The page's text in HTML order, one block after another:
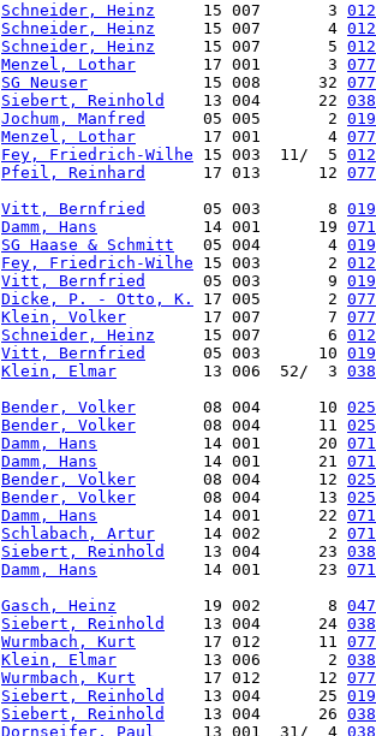
Schneider, Heinz
     15 007       3
Schneider, Heinz
     15 007       4
Schneider, Heinz
     15 007       5
Menzel, Lothar
       17 001       3
SG Neuser
            15 008      32
Siebert, Reinhold
    13 004      22
Jochum, Manfred
      05 005       2
Menzel, Lothar
       17 001       4
Fey, Friedrich-Wilhe 15 003  11/  5
Pfeil, Reinhard
      17 013      12
Vitt, Bernfried
      05 003       8
Damm, Hans
           14 001      19
SG Haase & Schmitt
   05 004       4
Fey, Friedrich-Wilhe 15 003       2
Vitt, Bernfried
      05 003       9
Dicke, P. - Otto, K. 17 005       2
Klein, Volker
        17 007       7
Schneider, Heinz
     15 007       6
Vitt, Bernfried
      05 003      10
Klein, Elmar
         13 006  52/  3
Bender, Volker
       08 004      10
Bender, Volker
       08 004      11
Damm, Hans
           14 001      20
Damm, Hans
           14 001      21
Bender, Volker
       08 004      12
Bender, Volker
       08 004      13
Damm, Hans
           14 001      22
Schlabach, Artur
     14 002       2
Siebert, Reinhold
    13 004      23
Damm, Hans
           14 001      23
Gasch, Heinz
         19 002       8
Siebert, Reinhold
    13 004      24
Wurmbach, Kurt
       17 012      11
Klein, Elmar
         13 006       2
Wurmbach, Kurt
       17 012      12
Siebert, Reinhold
    13 004      25
Siebert, Reinhold
    13 004      26
Dornseifer, Paul
     13 001  31/  4